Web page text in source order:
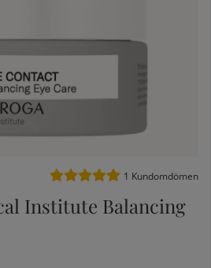
Medelbetyg 5 av 5 Antal
1 Kundomdömen
Institute Balancing